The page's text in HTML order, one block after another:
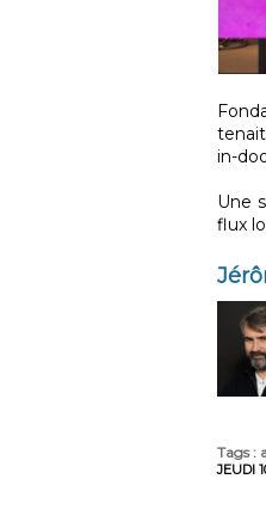
in-
Une
flux
Tags:
JEUDI